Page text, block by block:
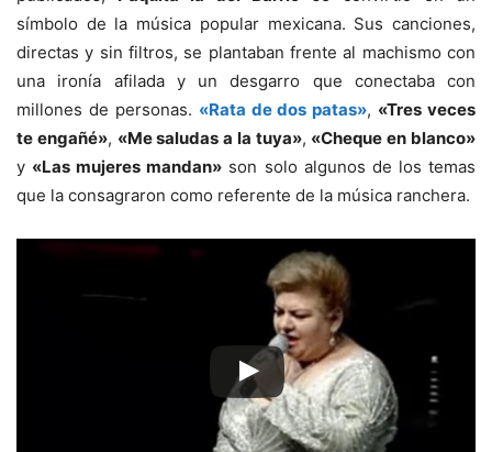
símbolo de la música popular mexicana. Sus canciones,
directas y sin filtros, se plantaban frente al machismo con
una ironía afilada y un desgarro que conectaba con
millones de personas. «Rata de dos patas», «Tres veces
te engañé», «Me saludas a la tuya», «Cheque en blanco»
y «Las mujeres mandan» son solo algunos de los temas
que la consagraron como referente de la música ranchera.